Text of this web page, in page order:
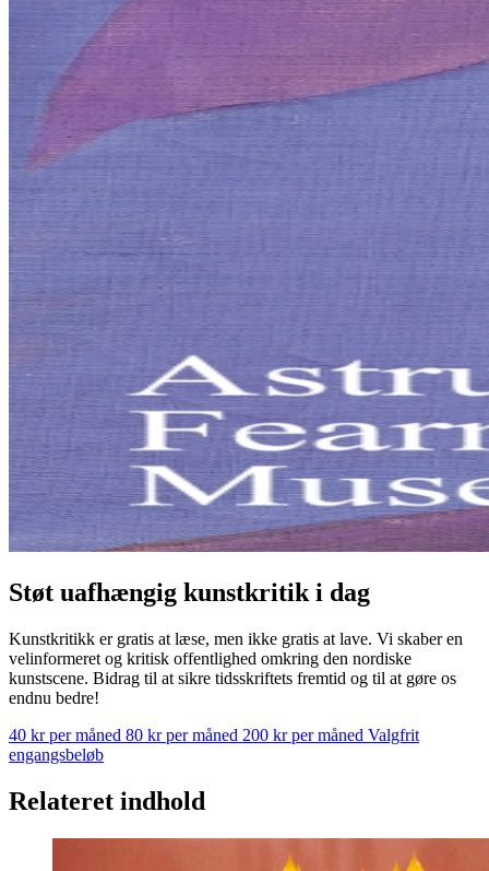
Støt uafhængig kunstkritik i dag
Kunstkritikk er gratis at læse, men ikke gratis at lave. Vi skaber en
velinformeret og kritisk offentlighed omkring den nordiske
kunstscene. Bidrag til at sikre tidsskriftets fremtid og til at gøre os
endnu bedre!
40 kr per måned 80 kr per måned 200 kr per måned Valgfrit
engangsbeløb
Relateret indhold